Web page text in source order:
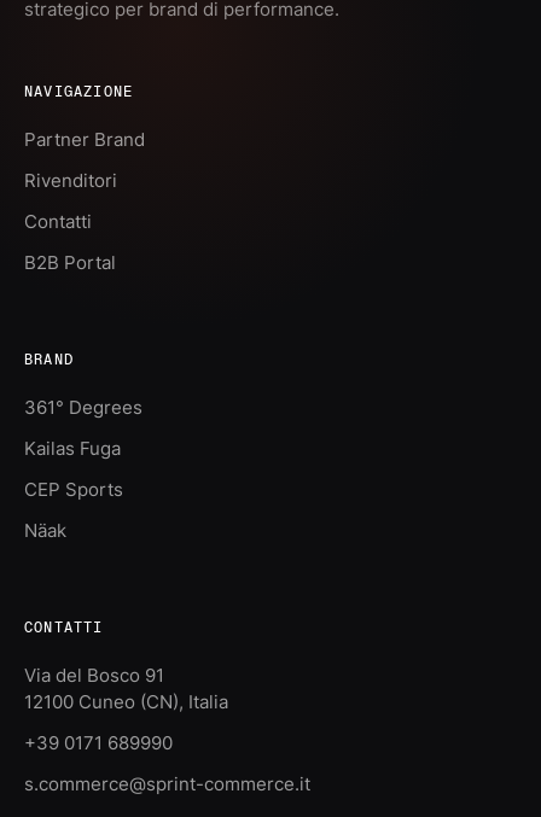
strategico per brand di performance.
NAVIGAZIONE
Partner Brand
Rivenditori
Contatti
B2B Portal
BRAND
361° Degrees
Kailas Fuga
CEP Sports
Näak
CONTATTI
Via del Bosco 91
12100 Cuneo (CN), Italia
+39 0171 689990
s.commerce@sprint-commerce.it